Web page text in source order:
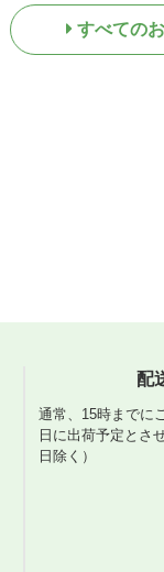
すべての
配
通常、15時までに
日に出荷予定とさ
日除く）